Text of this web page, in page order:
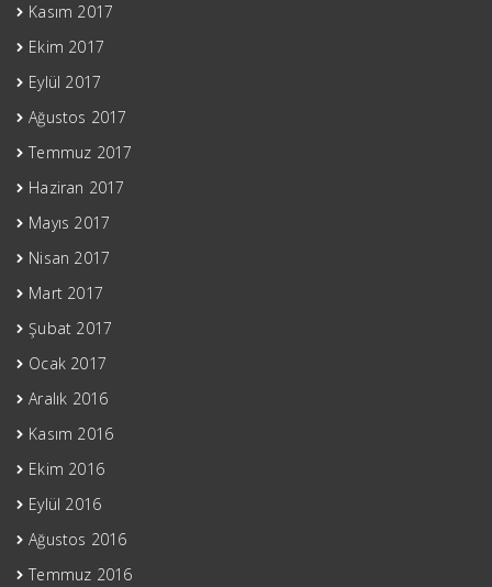
Kasım 2017
Ekim 2017
Eylül 2017
Ağustos 2017
Temmuz 2017
Haziran 2017
Mayıs 2017
Nisan 2017
Mart 2017
Şubat 2017
Ocak 2017
Aralık 2016
Kasım 2016
Ekim 2016
Eylül 2016
Ağustos 2016
Temmuz 2016